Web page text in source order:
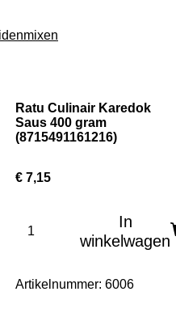
Ratu Culinair Karedok
Saus 400 gram
(8715491161216)
€ 7,15
In
winkelwagen
Artikelnummer: 6006